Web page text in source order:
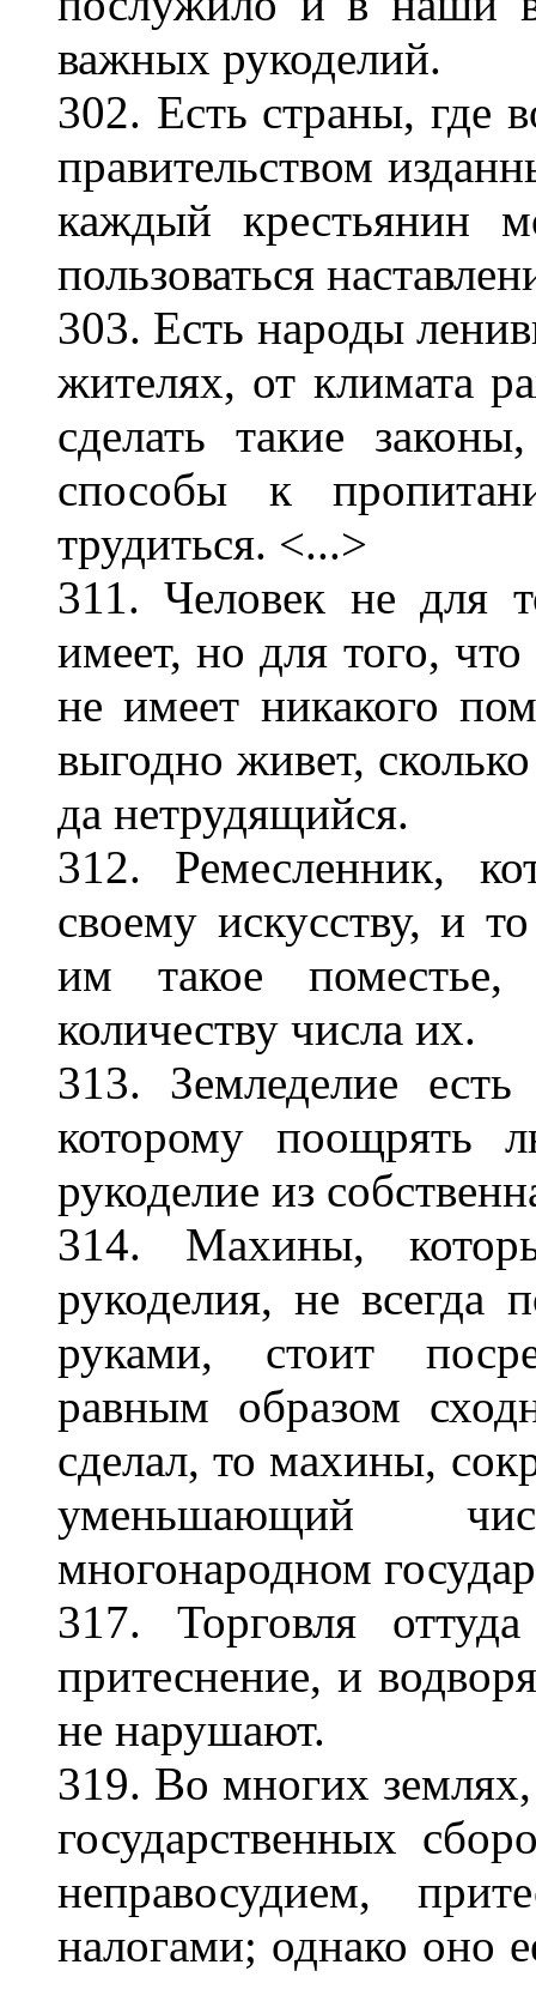
важных рукоделий.
302. Есть страны, где
правительством
каждый крестьянин
пользоваться
303. Есть народы
жителях, от климата
сделать такие
способы к
трудиться. <...>
311. Человек не для
имеет, но для того,
не имеет никакого
выгодно живет,
да нетрудящийся.
312. Ремесленник,
своему искусству, и
им такое поместье,
количеству числа их.
313. Земледелие
которому поощрять
рукоделие из
314. Махины,
рукоделия, не всегда
руками, стоит
равным образом
сделал, то махины,
уменьшающий
многонародном
317. Торговля
притеснение, и
не нарушают.
319. Во многих землях,
государственных
неправосудием,
налогами; однако оно